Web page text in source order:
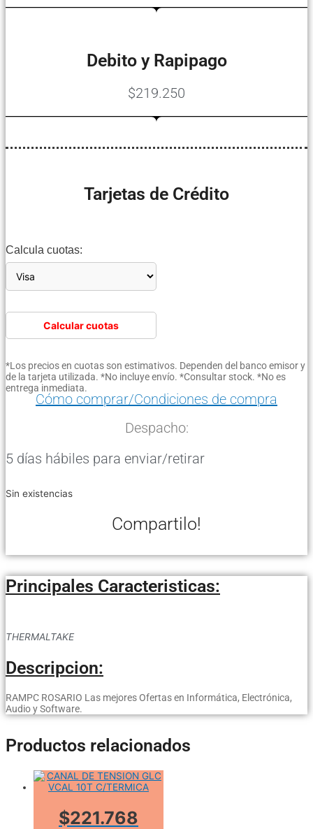
Debito y Rapipago
$219.250
Tarjetas de Crédito
Calcula cuotas:
Calcular cuotas
*Los precios en cuotas son estimativos. Dependen del banco emisor y
de la tarjeta utilizada. *No incluye envío. *Consultar stock. *No es
entrega inmediata.
Cómo comprar/Condiciones de compra
Despacho:
5 días hábiles para enviar/retirar
Sin existencias
Compartilo!
Principales Caracteristicas:
THERMALTAKE
Descripcion:
RAMPC ROSARIO Las mejores Ofertas en Informática, Electrónica,
Audio y Software.
Productos relacionados
$221.768